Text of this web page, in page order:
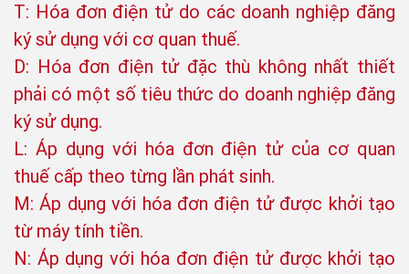
T: Hóa đơn điện tử do các doanh nghiệp đăng
ký sử dụng với cơ quan thuế.
D: Hóa đơn điện tử đặc thù không nhất thiết
phải có một số tiêu thức do doanh nghiệp đăng
ký sử dụng.
L: Áp dụng với hóa đơn điện tử của cơ quan
thuế cấp theo từng lần phát sinh.
M: Áp dụng với hóa đơn điện tử được khởi tạo
từ máy tính tiền.
N: Áp dụng với hóa đơn điện tử được khởi tạo